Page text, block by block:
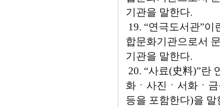
기관을 말한다.
19. “연극도서관”
합문화기관으로서
기관을 말한다.
20. “사료(史料)”란
화ㆍ사진ㆍ서화ㆍ
등을 포함한다)을 말